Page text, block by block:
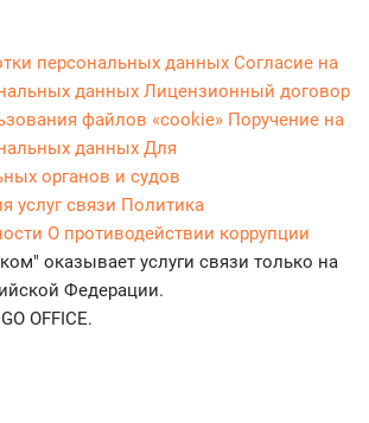
персональных данных Согласие на
данных Лицензионный договор
файлов «cookie» Поручение на
данных Для
органов и судов
услуг связи Политика
О противодействии коррупции
оказывает услуги связи только на
Федерации.
OFFICE.